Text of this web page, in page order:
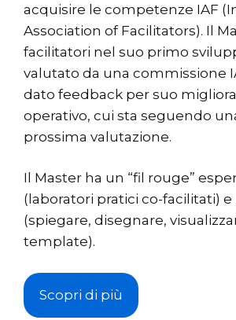
acquisire le competenze IAF
Association of Facilitators). Il
facilitatori nel suo primo
valutato da una commissione
dato feedback per suo
operativo, cui sta seguendo
prossima valutazione.
Il Master ha un “fil rouge”
(laboratori pratici co-facilitati) e
(spiegare, disegnare,
template).
Scopri di più